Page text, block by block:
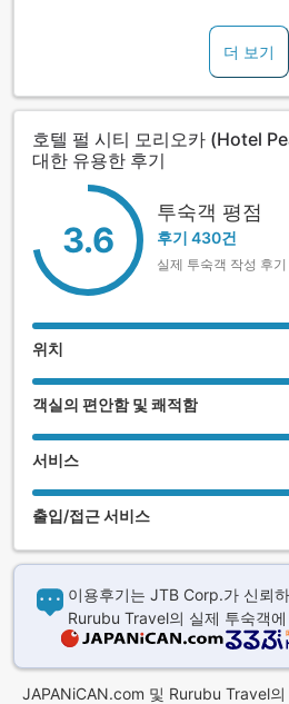
★2023년 방문해야 할 도시 세계 2
[모리오카 시내에 있는 매력적인 주
모리오카 성터 공원(이와테 공원): 차
NAGASAWA COFFEE: 차로 약 7분,
소바도코로 아즈마야 본점: 차로 약 7
BOOKNERD: 차로 약 7분, 도보 약
모리오카 카페 재즈 가이운바시노
더 보기
호텔 펄 시티 모리오카 (Hotel
대한 유용한 후기
3.6
투숙객 평점
후기 430건
실제 투숙객 작성 후
위치
객실의 편안함 및 쾌적함
서비스
출입/접근 서비스
이용후기는 JTB Corp.가 신뢰
Rurubu Travel의 실제 투숙객
JAPANiCAN.com 및 Rurubu Travel